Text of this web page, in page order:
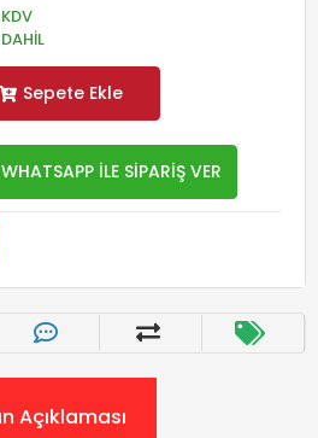
KDV
DAHİL
Sepete Ekle
WHATSAPP İLE SİPARİŞ VER
Açıklaması